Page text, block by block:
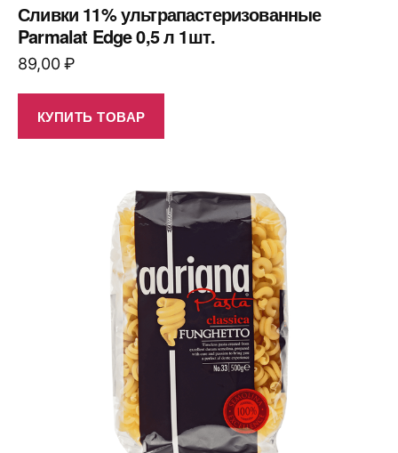
Сливки 11% ультрапастеризованные
Parmalat Edge 0,5 л 1шт.
89,00₽
КУПИТЬ ТОВАР